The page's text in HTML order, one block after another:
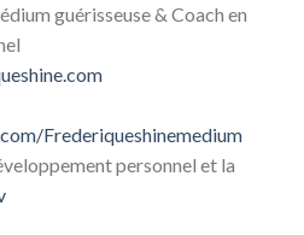
guérisseuse & Coach en
Frederiqueshinemedium
personnel et la